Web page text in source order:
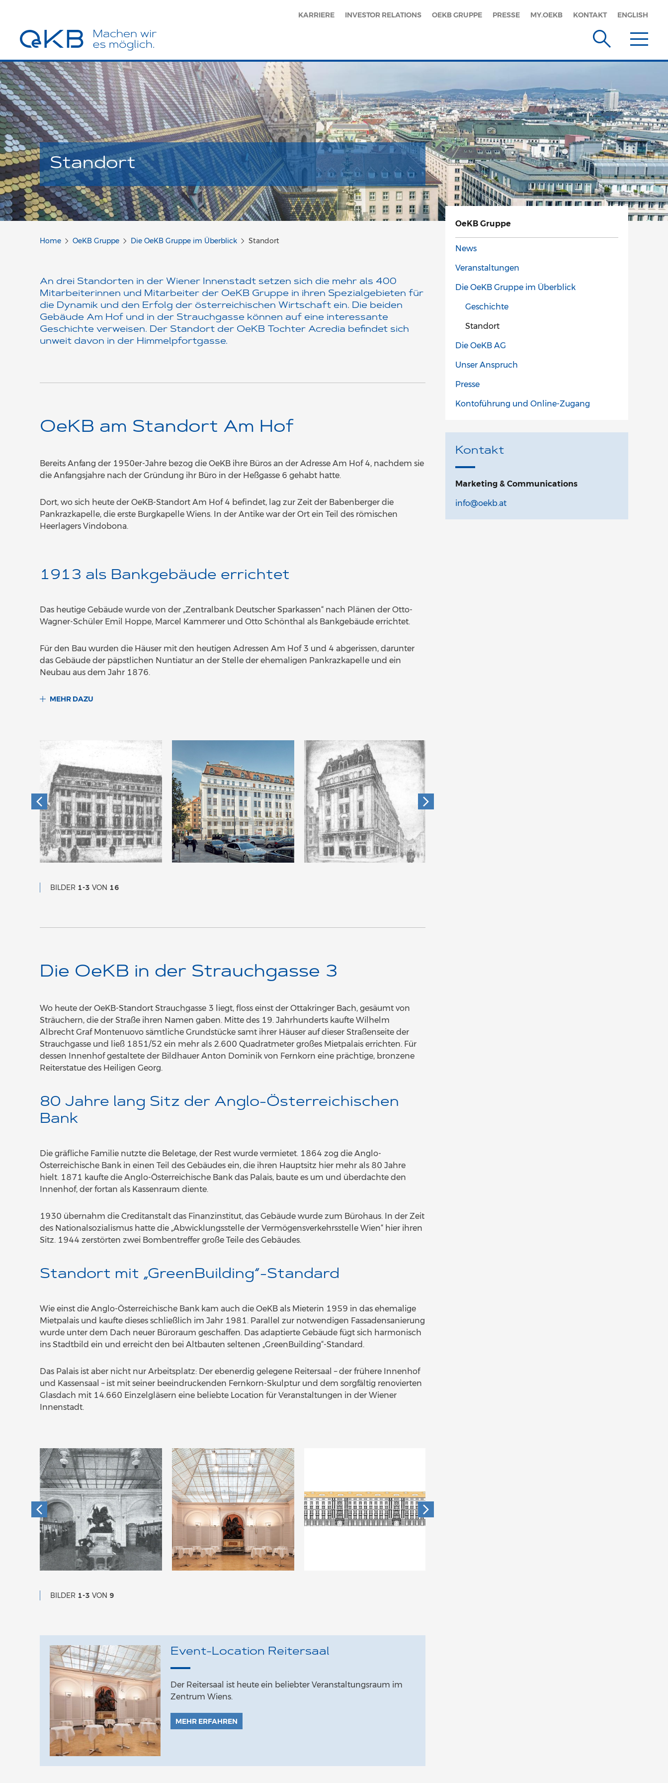
KARRIERE INVESTOR RELATIONS OEKB GRUPPE PRESSE MY.OEKB KONTAKT ENGLISH
Standort
Home OeKB Gruppe Die OeKB Gruppe im Überblick Standort
An drei Standorten in der Wiener Innenstadt setzen sich die mehr als 400
Mitarbeiterinnen und Mitarbeiter der OeKB Gruppe in ihren Spezialgebieten für
die Dynamik und den Erfolg der österreichischen Wirtschaft ein. Die beiden
Gebäude Am Hof und in der Strauchgasse können auf eine interessante
Geschichte verweisen. Der Standort der OeKB Tochter Acredia befindet sich
unweit davon in der Himmelpfortgasse.
OeKB am Standort Am Hof
Bereits Anfang der 1950er-Jahre bezog die OeKB ihre Büros an der Adresse Am Hof 4, nachdem sie
die Anfangsjahre nach der Gründung ihr Büro in der Heßgasse 6 gehabt hatte.
Dort, wo sich heute der OeKB-Standort Am Hof 4 befindet, lag zur Zeit der Babenberger die
Pankrazkapelle, die erste Burgkapelle Wiens. In der Antike war der Ort ein Teil des römischen
Heerlagers Vindobona.
1913 als Bankgebäude errichtet
Das heutige Gebäude wurde von der „Zentralbank Deutscher Sparkassen“ nach Plänen der Otto-
Wagner-Schüler Emil Hoppe, Marcel Kammerer und Otto Schönthal als Bankgebäude errichtet.
Für den Bau wurden die Häuser mit den heutigen Adressen Am Hof 3 und 4 abgerissen, darunter
das Gebäude der päpstlichen Nuntiatur an der Stelle der ehemaligen Pankrazkapelle und ein
Neubau aus dem Jahr 1876.
MEHR DAZU
BILDER 1-3 VON 16
Die OeKB in der Strauchgasse 3
Wo heute der OeKB-Standort Strauchgasse 3 liegt, floss einst der Ottakringer Bach, gesäumt von
Sträuchern, die der Straße ihren Namen gaben. Mitte des 19. Jahrhunderts kaufte Wilhelm
Albrecht Graf Montenuovo sämtliche Grundstücke samt ihrer Häuser auf dieser Straßenseite der
Strauchgasse und ließ 1851/52 ein mehr als 2.600 Quadratmeter großes Mietpalais errichten. Für
dessen Innenhof gestaltete der Bildhauer Anton Dominik von Fernkorn eine prächtige, bronzene
Reiterstatue des Heiligen Georg.
80 Jahre lang Sitz der Anglo-Österreichischen
Bank
Die gräfliche Familie nutzte die Beletage, der Rest wurde vermietet. 1864 zog die Anglo-
Österreichische Bank in einen Teil des Gebäudes ein, die ihren Hauptsitz hier mehr als 80 Jahre
hielt. 1871 kaufte die Anglo-Österreichische Bank das Palais, baute es um und überdachte den
Innenhof, der fortan als Kassenraum diente.
1930 übernahm die Creditanstalt das Finanzinstitut, das Gebäude wurde zum Bürohaus. In der Zeit
des Nationalsozialismus hatte die „Abwicklungsstelle der Vermögensverkehrsstelle Wien“ hier ihren
Sitz. 1944 zerstörten zwei Bombentreffer große Teile des Gebäudes.
Standort mit „GreenBuilding“-Standard
Wie einst die Anglo-Österreichische Bank kam auch die OeKB als Mieterin 1959 in das ehemalige
Mietpalais und kaufte dieses schließlich im Jahr 1981. Parallel zur notwendigen Fassadensanierung
wurde unter dem Dach neuer Büroraum geschaffen. Das adaptierte Gebäude fügt sich harmonisch
ins Stadtbild ein und erreicht den bei Altbauten seltenen „GreenBuilding“-Standard.
Das Palais ist aber nicht nur Arbeitsplatz: Der ebenerdig gelegene Reitersaal – der frühere Innenhof
und Kassensaal – ist mit seiner beeindruckenden Fernkorn-Skulptur und dem sorgfältig renovierten
Glasdach mit 14.660 Einzelgläsern eine beliebte Location für Veranstaltungen in der Wiener
Innenstadt.
BILDER 1-3 VON 9
Event-Location Reitersaal
Der Reitersaal ist heute ein beliebter Veranstaltungsraum im
Zentrum Wiens.
MEHR ERFAHREN
OeKB Gruppe
News
Veranstaltungen
Die OeKB Gruppe im Überblick
Geschichte
Standort
Die OeKB AG
Unser Anspruch
Presse
Kontoführung und Online-Zugang
Kontakt
Marketing & Communications
info@oekb.at